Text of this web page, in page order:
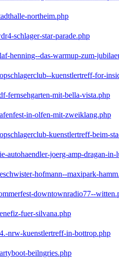
northeim.php
schlager-star-parade.php
henning--das-warmup-zum-
kuenstlertreff-for-
fernsehgarten-mit-bella-vista.php
in-olfen-mit-zweiklang.php
kuenstlertreff-beim-
autohaendler-joerg-amp-dragan-in-
hofmann--maxipark-
downtownradio77--
fuer-silvana.php
nrw-kuenstlertreff-in-bottrop.php
beilngries.php